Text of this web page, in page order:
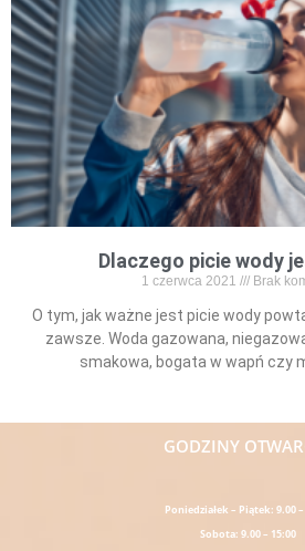
Dlaczego picie wody
1 czerwca 2021 Brak
O tym, jak ważne jest picie wody
zawsze. Woda gazowana,
smakowa, bogata w wapń czy
GODZINY
Poniedziałek – Piątek: 9.00 –
Sobota: 9.00 – 15:00